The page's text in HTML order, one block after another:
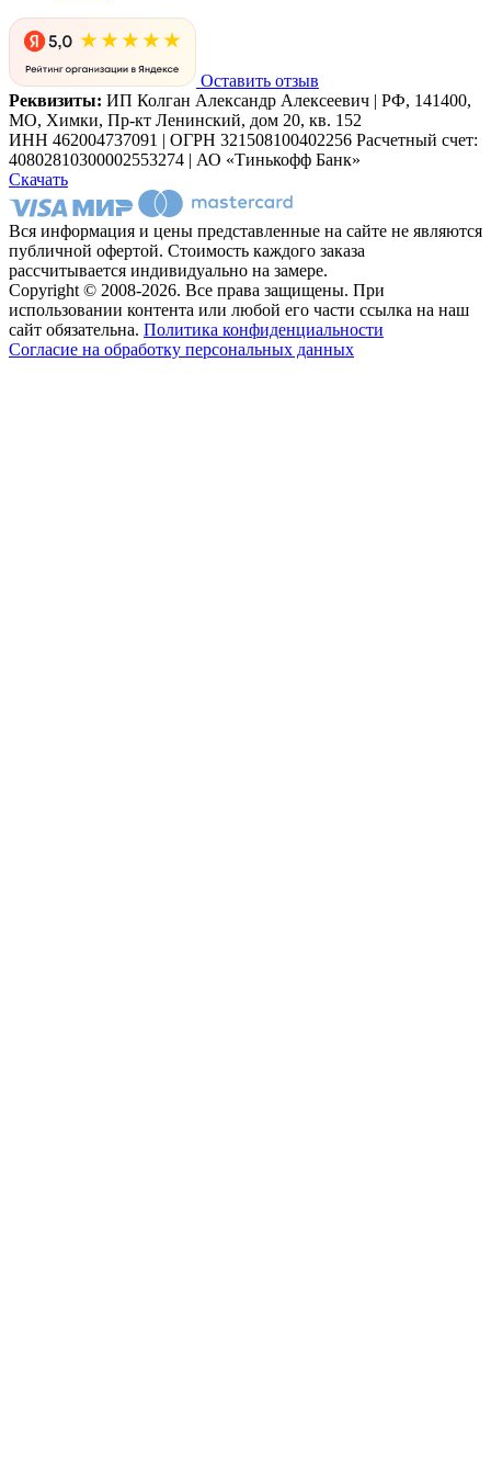
Оставить отзыв
Реквизиты: ИП Колган Александр Алексеевич | РФ, 141400,
МО, Химки, Пр-кт Ленинский, дом 20, кв. 152
ИНН 462004737091 | ОГРН 321508100402256 Расчетный счет:
40802810300002553274 | АО «Тинькофф Банк»
Скачать
Вся информация и цены представленные на сайте не являются
публичной офертой. Стоимость каждого заказа
рассчитывается индивидуально на замере.
Copyright © 2008-2026. Все права защищены. При
использовании контента или любой его части ссылка на наш
сайт обязательна. Политика конфиденциальности
Согласие на обработку персональных данных